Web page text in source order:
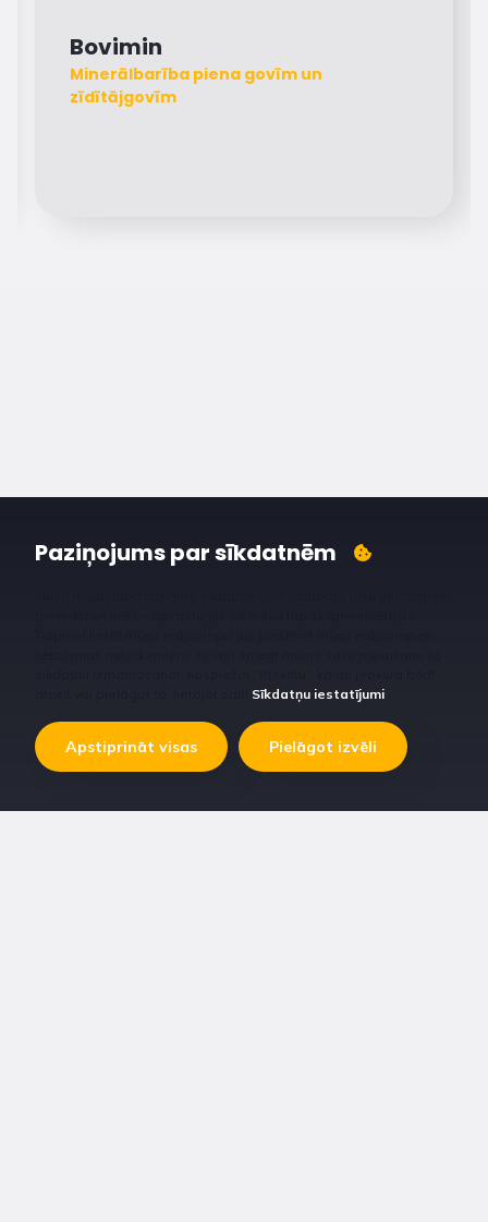
Bovimin
Minerālbarība piena govīm un
zīdītājgovīm
Paziņojums par sīkdatnēm
Sīkdatņu iestatījumi
Apstiprināt visas Pielāgot izvēli